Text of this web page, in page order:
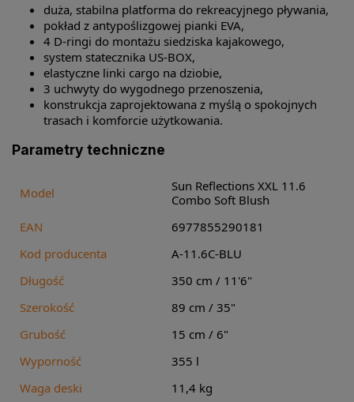
duża, stabilna platforma do rekreacyjnego pływania,
pokład z antypoślizgowej pianki EVA,
4 D-ringi do montażu siedziska kajakowego,
system statecznika US-BOX,
elastyczne linki cargo na dziobie,
3 uchwyty do wygodnego przenoszenia,
konstrukcja zaprojektowana z myślą o spokojnych
trasach i komforcie użytkowania.
Parametry techniczne
Model
Sun Reflections XXL 11.6
Combo Soft Blush
EAN
6977855290181
Kod producenta
A-11.6C-BLU
Długość
350 cm / 11'6"
Szerokość
89 cm / 35"
Grubość
15 cm / 6"
Wyporność
355 l
Waga deski
11,4 kg